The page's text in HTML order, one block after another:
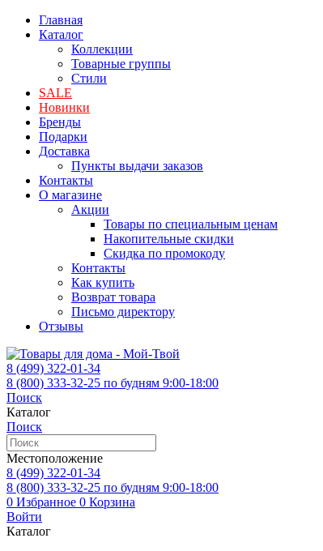
Главная
Каталог
Коллекции
Товарные группы
Стили
SALE
Новинки
Бренды
Подарки
Доставка
Пункты выдачи заказов
Контакты
О магазине
Акции
Товары по специальным ценам
Накопительные скидки
Скидка по промокоду
Контакты
Как купить
Возврат товара
Письмо директору
Отзывы
8 (499) 322-01-34
8 (800) 333-32-25 по будням 9:00-18:00
Поиск
Каталог
Поиск
Местоположение
8 (499) 322-01-34
8 (800) 333-32-25 по будням 9:00-18:00
0 Избранное 0 Корзина
Войти
Каталог